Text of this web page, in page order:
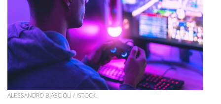
ALESSANDRO BIASCIOLI / ISTOCK.